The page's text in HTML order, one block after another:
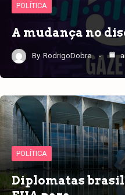
POLÍTICA
A mudança no
By RodrigoDobre
POLÍTICA
Diplomatas